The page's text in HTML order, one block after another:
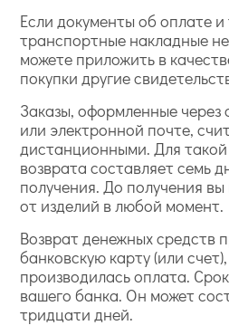
Если документы об оплате
транспортные накладные
можете приложить в
покупки другие
Заказы, оформленные через
или электронной почте,
дистанционными. Для
возврата составляет семь
получения. До получения вы
от изделий в любой момент.
Возврат денежных средств
банковскую карту (или
производилась оплата.
вашего банка. Он может
тридцати дней.